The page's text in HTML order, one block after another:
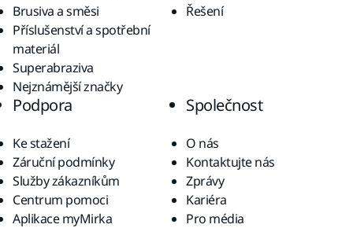
Brusiva a směsi
Příslušenství a spotřební
materiál
Superabraziva
Nejznámější značky
Řešení
Podpora
Ke stažení
Záruční podmínky
Služby zákazníkům
Centrum pomoci
Aplikace myMirka
Společnost
O nás
Kontaktujte nás
Zprávy
Kariéra
Pro média